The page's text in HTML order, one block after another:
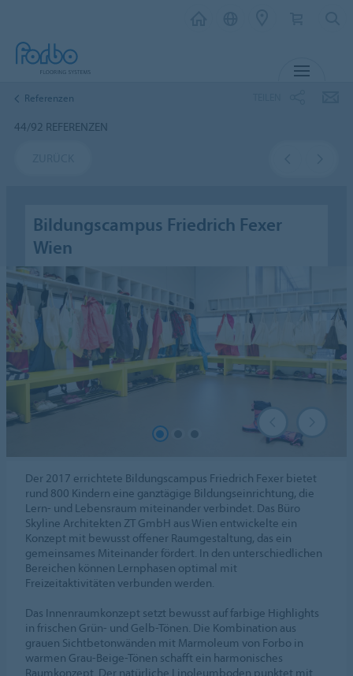
Referenzen
44/92 REFERENZEN
Bildungscampus Friedrich Fexer
Wien
Der 2017 errichtete Bildungscampus Friedrich Fexer bietet
rund 800 Kindern eine ganztägige Bildungseinrichtung, die
Lern- und Lebensraum miteinander verbindet. Das Büro
Skyline Architekten ZT GmbH aus Wien entwickelte ein
Konzept mit bewusst offener Raumgestaltung, das ein
gemeinsames Miteinander fördert. In den unterschiedlichen
Bereichen können Lernphasen optimal mit
Freizeitaktivitäten verbunden werden.
Das Innenraumkonzept setzt bewusst auf farbige Highlights
in frischen Grün- und Gelb-Tönen. Die Kombination aus
grauen Sichtbetonwänden mit Marmoleum von Forbo in
warmen Grau-Beige-Tönen schafft ein harmonisches
Raumkonzept. Der natürliche Linoleumboden punktet mit